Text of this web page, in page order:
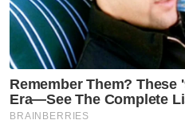
Nasional
Isu zakat
dalam
Pahang